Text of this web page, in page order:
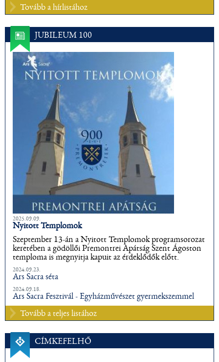
Tovább a hírlistához
JUBILEUM 100
2025.09.09.
Nyitott Templomok
Szeptember 13-án a Nyitott Templomok programsorozat
keretében a gödöllői Premontrei Apátság Szent Ágoston
temploma is megnyitja kapuit az érdeklődők előtt.
2024.09.23.
Ars Sacra séta
2024.09.18.
Ars Sacra Fesztivál - Egyházművészet gyermekszemmel
Tovább a teljes listához
CÍMKEFELHŐ